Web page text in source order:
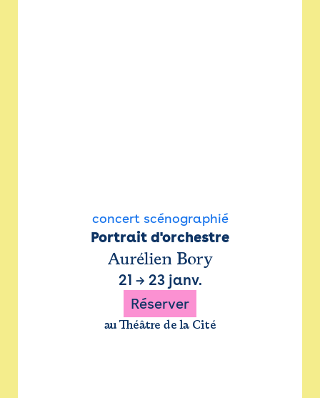
concert scénographié
Portrait d'orchestre
Aurélien Bory
21 → 23 janv.
Réserver
au Théâtre de la Cité